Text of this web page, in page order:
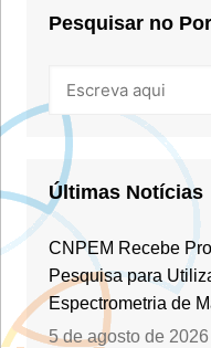
Pesquisar no
Últimas Notícias
CNPEM Recebe
Pesquisa para
Espectrometria de
5 de agosto de 2026